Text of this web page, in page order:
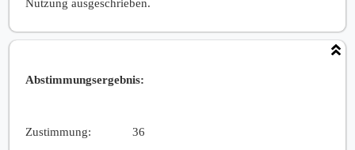
Nutzung ausgeschrieben.
Abstimmungsergebnis:
Zustimmung: 36